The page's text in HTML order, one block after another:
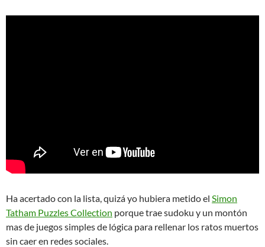
Ha acertado con la lista, quizá yo hubiera metido el Simon
Tatham Puzzles Collection porque trae sudoku y un montón
mas de juegos simples de lógica para rellenar los ratos muertos
sin caer en redes sociales.